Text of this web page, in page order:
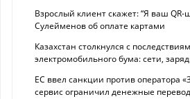
Взрослый клиент скажет: “Я ваш
Сулейменов об оплате картами
Казахстан столкнулся с
электромобильного бума: сети,
ЕС ввел санкции против оператора
сервис ограничил денежные